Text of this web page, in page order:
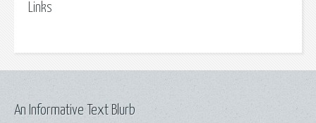
Links
An Informative Text Blurb